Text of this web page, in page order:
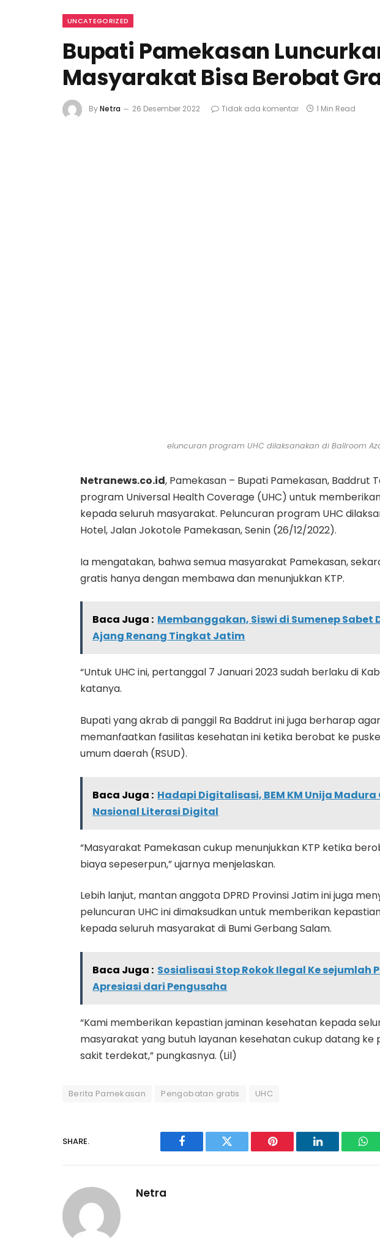
UNCATEGORIZED
Bupati Pamekasan
Masyarakat Bisa Berobat
ByNetra 26 Desember 2022 Tidak ada komentar 1 Min Read
eluncuran program UHC dilaksanakan di Ballroom
Netranews.co.id, Pamekasan – Bupati Pamekasan, Baddrut
program Universal Health Coverage (UHC) untuk
kepada seluruh masyarakat. Peluncuran program UHC
Hotel, Jalan Jokotole Pamekasan, Senin (26/12/2022).
Ia mengatakan, bahwa semua masyarakat Pamekasan,
gratis hanya dengan membawa dan menunjukkan KTP.
Baca Juga : Membanggakan, Siswi di Sumenep Sabet
Ajang Renang Tingkat Jatim
“Untuk UHC ini, pertanggal 7 Januari 2023 sudah berlaku di
katanya.
Bupati yang akrab di panggil Ra Baddrut ini juga berharap
memanfaatkan fasilitas kesehatan ini ketika berobat ke
umum daerah (RSUD).
Baca Juga : Hadapi Digitalisasi, BEM KM Unija
Nasional Literasi Digital
“Masyarakat Pamekasan cukup menunjukkan KTP ketika
biaya sepeserpun,” ujarnya menjelaskan.
Lebih lanjut, mantan anggota DPRD Provinsi Jatim ini juga
peluncuran UHC ini dimaksudkan untuk memberikan
kepada seluruh masyarakat di Bumi Gerbang Salam.
Baca Juga : Sosialisasi Stop Rokok Ilegal Ke sejumlah
Apresiasi dari Pengusaha
“Kami memberikan kepastian jaminan kesehatan kepada
masyarakat yang butuh layanan kesehatan cukup datang ke
sakit terdekat,” pungkasnya. (Lil)
Berita Pamekasan Pengobatan gratis UHC
SHARE.
Facebook Twitter Pinterest LinkedIn
Netra